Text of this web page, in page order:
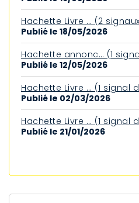
Hachette Livre … (2
Publié le 18/05/2026
Hachette annonc… (1
Publié le 12/05/2026
Hachette Livre … (1 signal
Publié le 02/03/2026
Hachette Livre … (1 signal
Publié le 21/01/2026